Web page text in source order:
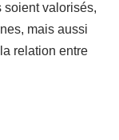
soient valorisés,
mais aussi
relation entre